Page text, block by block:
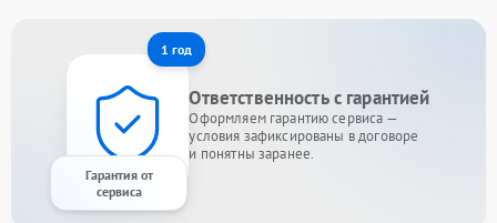
1 год
Гарантия от
сервиса
Ответственность с гарантией
Оформляем гарантию сервиса —
условия зафиксированы в договоре
и понятны заранее.